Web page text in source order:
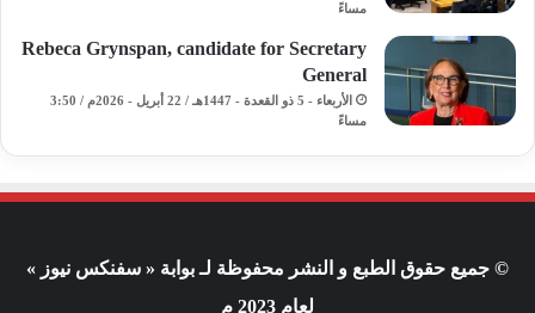
مساءً
Rebeca Grynspan, candidate for Secretary
General
الأربعاء - 5 ذو القعدة - 1447هـ / 22 أبريل - 2026م / 3:50
مساءً
© جميع حقوق الطبع و النشر محفوظة لـ بوابة « سفنكس نيوز »
لعام 2023 م